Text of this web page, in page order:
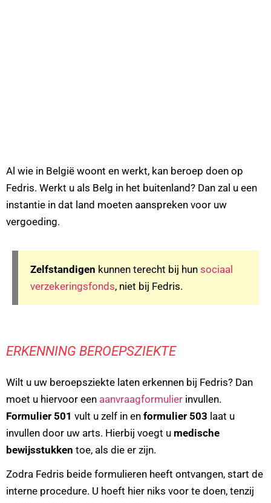
Al wie in België woont en werkt, kan beroep doen op
Fedris. Werkt u als Belg in het buitenland? Dan zal u een
instantie in dat land moeten aanspreken voor uw
vergoeding.
Zelfstandigen kunnen terecht bij hun sociaal
verzekeringsfonds, niet bij Fedris.
ERKENNING BEROEPSZIEKTE
Wilt u uw beroepsziekte laten erkennen bij Fedris? Dan
moet u hiervoor een aanvraagformulier invullen.
Formulier 501 vult u zelf in en formulier 503 laat u
invullen door uw arts. Hierbij voegt u medische
bewijsstukken toe, als die er zijn.
Zodra Fedris beide formulieren heeft ontvangen, start de
interne procedure. U hoeft hier niks voor te doen, tenzij